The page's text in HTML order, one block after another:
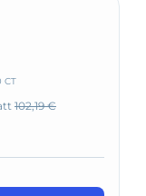
CT
102,19 €